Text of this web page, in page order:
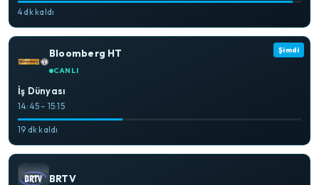
4 dk kaldı
Şimdi
Bloomberg HT
CANLI
İş Dünyası
14:45 – 15:15
19 dk kaldı
BRTV